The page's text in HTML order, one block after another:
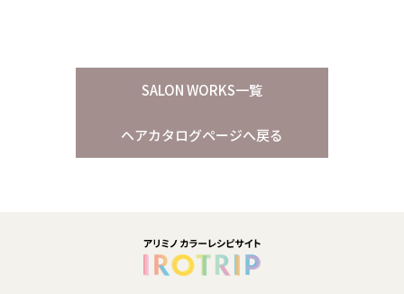
SALON WORKS一覧
ヘアカタログページへ戻る